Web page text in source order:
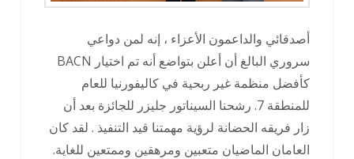
أصدقائي والداعمون الأعزاء ، إنه لمن دواعي
سروري البالغ أن أعلن بتواضع أنه تم اختيار BACN
كأفضل منظمة غير ربحية في كاليفورنيا للعام
للمنطقة 7. رشحنا السيناتور جليزر للجائزة بعد أن
زار فريقه الحضانة لرؤية مهمتنا قيد التنفيذ . لقد كان
العامان الماضيان متعبين ومرهقين وممتعين للغاية.